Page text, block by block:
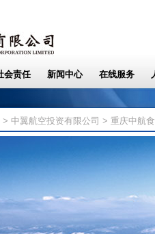
> 中翼航空投资有限公司 > 重庆中航